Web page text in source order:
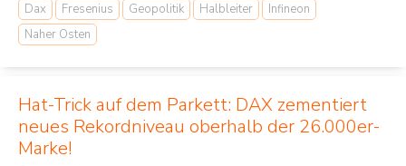
Dax Fresenius Geopolitik Halbleiter
Infineon
Naher Osten
Hat-Trick auf dem Parkett: DAX zementiert
neues Rekordniveau oberhalb der 26.000er-
Marke!